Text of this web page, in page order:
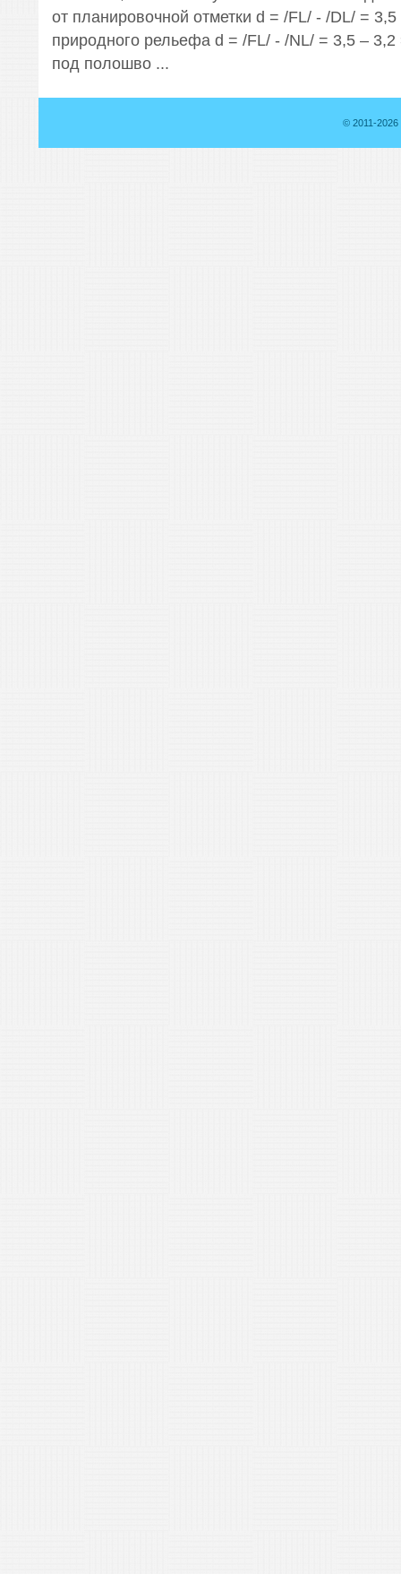
от планировочной отметки d = /FL/ - /DL/ =
природного рельефа d = /FL/ - /NL/ = 3,5 –
под полошво ...
© 2011-2026